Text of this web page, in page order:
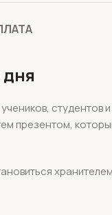
студентов
презентом,